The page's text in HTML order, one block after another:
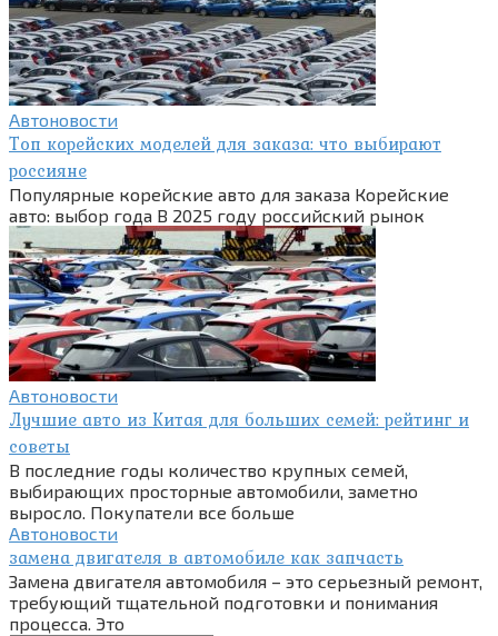
Автоновости
Топ корейских моделей для заказа: что выбирают
россияне
Популярные корейские авто для заказа Корейские
авто: выбор года В 2025 году российский рынок
Автоновости
Лучшие авто из Китая для больших семей: рейтинг и
советы
В последние годы количество крупных семей,
выбирающих просторные автомобили, заметно
выросло. Покупатели все больше
Автоновости
замена двигателя в автомобиле как запчасть
Замена двигателя автомобиля – это серьезный ремонт,
требующий тщательной подготовки и понимания
процесса. Это